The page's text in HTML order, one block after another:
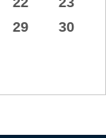
29
30